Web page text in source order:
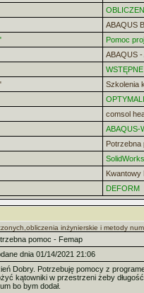
ABAQUS
Pomoc
ABAQUS
Szkolenia
comsol
ABAQUS-
Potrzebna
Kwantowy
DEFORM
inżynierskie i metody
pomoc - Femap
dnia 01/14/2021 21:06
Dobry. Potrzebuję pomocy z
kątowniki w przestrzeni żeby
bo bym dodał.